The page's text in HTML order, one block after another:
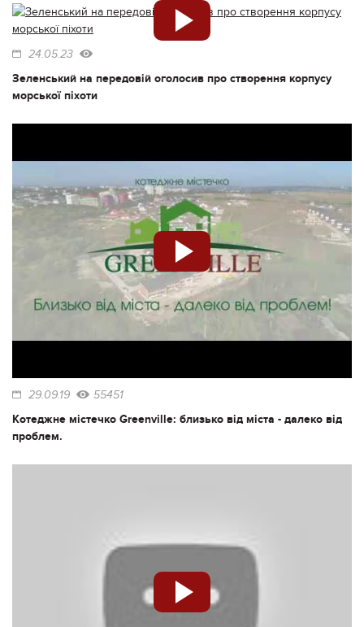
24.05.23
Зеленський на передовій оголосив про створення корпусу
морської піхоти
29.09.19 55451
Котеджне містечко Greenville: близько від міста - далеко від
проблем.